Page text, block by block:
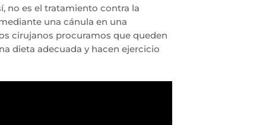
no es el tratamiento contra la
una cánula en una
cirujanos procuramos que queden
dieta adecuada y hacen ejercicio